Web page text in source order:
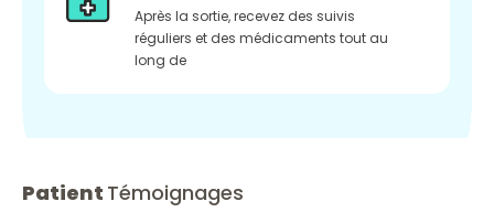
Après la sortie, recevez des suivis
réguliers et des médicaments tout au
long de
Patient Témoignages